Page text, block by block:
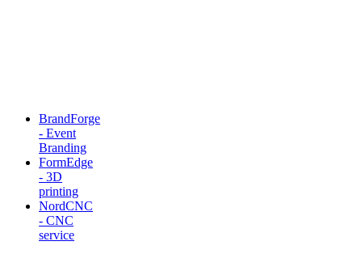
BrandForge
- Event
Branding
FormEdge
- 3D
printing
NordCNC
- CNC
service